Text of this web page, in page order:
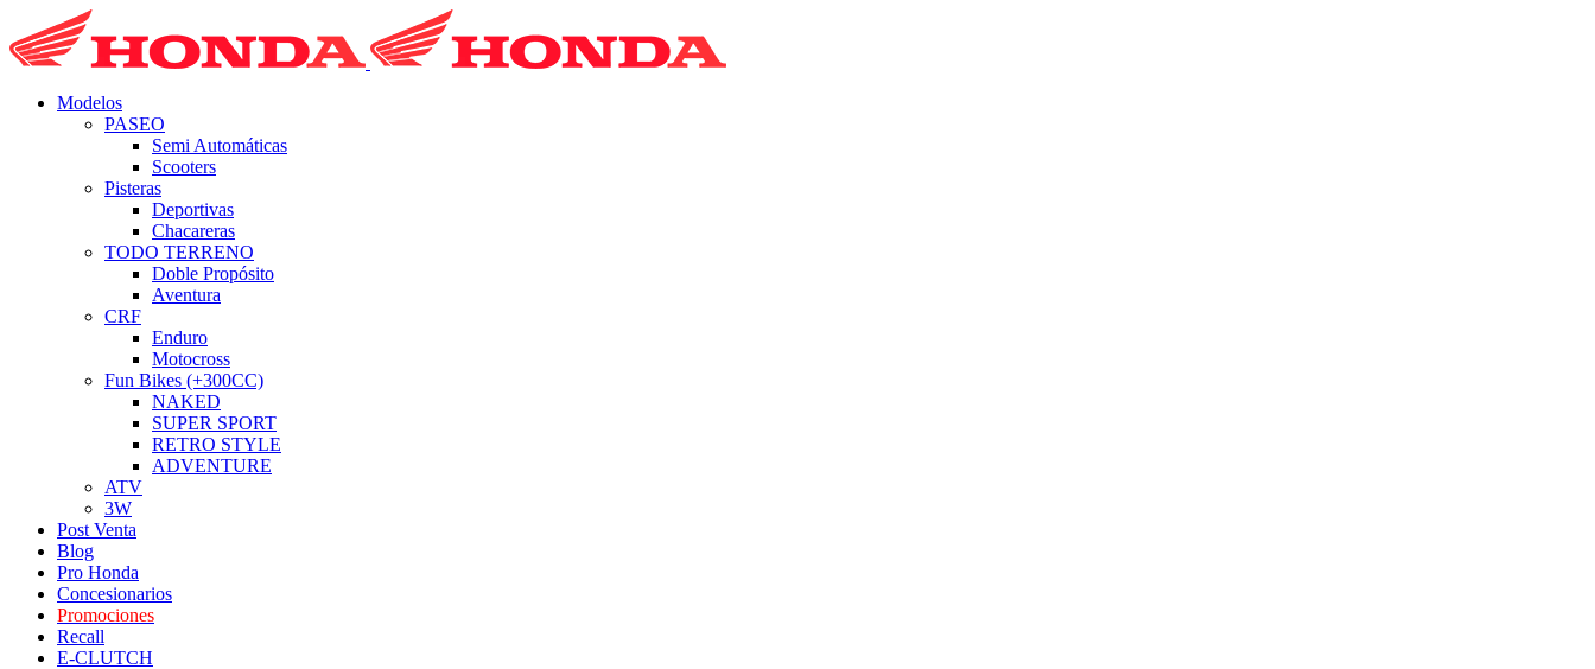
Modelos
PASEO
Semi Automáticas
Scooters
Pisteras
Deportivas
Chacareras
TODO TERRENO
Doble Propósito
Aventura
CRF
Enduro
Motocross
Fun Bikes (+300CC)
NAKED
SUPER SPORT
RETRO STYLE
ADVENTURE
ATV
3W
Post Venta
Blog
Pro Honda
Concesionarios
Promociones
Recall
E-CLUTCH